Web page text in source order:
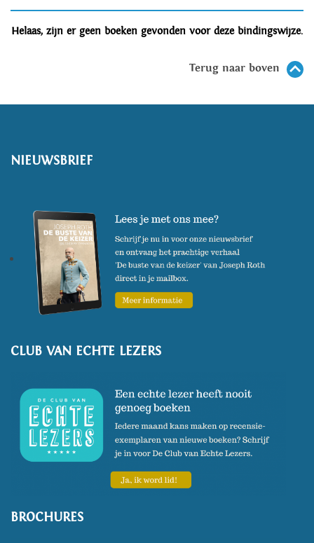
Helaas, zijn er geen boeken gevonden voor deze bindingswijze.
Terug naar boven
NIEUWSBRIEF
CLUB VAN ECHTE LEZERS
BROCHURES